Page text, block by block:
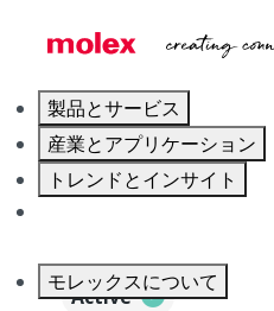
製品とサービス
産業とアプリケーション
トレンドとインサイト
モレックスについて
Active